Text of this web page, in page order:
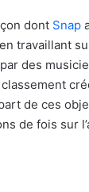
dont Snap
travaillant
des
de ces
de fois sur